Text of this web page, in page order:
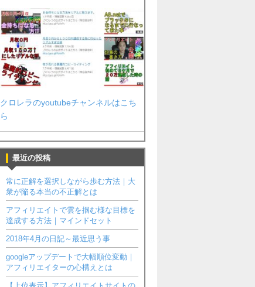
クロレラのyoutubeチャンネルはこち
ら
最近の投稿
常に正解を選択しながら歩む方法｜大
衆が陥る本当の不正解とは
アフィリエイトで雲を掴む様な目標を
達成する方法｜マインドセット
2018年4月の日記～最近思う事
googleアップデートで大幅順位変動｜
アフィリエイターの心構えとは